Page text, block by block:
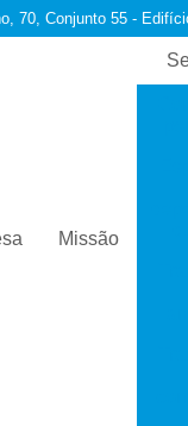
70, Conjunto 55 -
Missão